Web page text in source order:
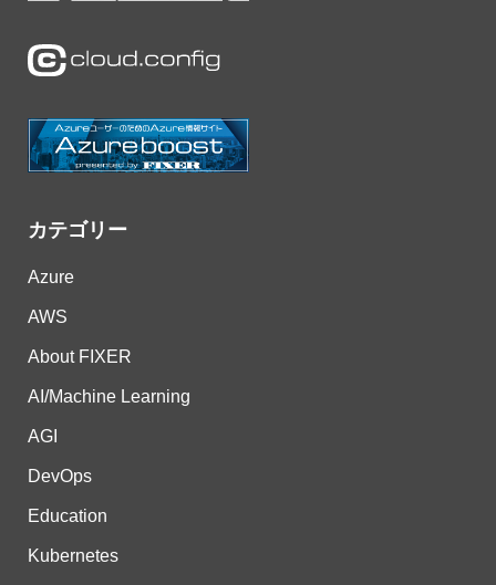
カテゴリー
Azure
AWS
About FIXER
AI/Machine Learning
AGI
DevOps
Education
Kubernetes